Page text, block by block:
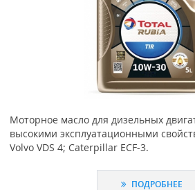
Моторное масло для дизельных
высокими эксплуатационными
Volvo VDS 4; Caterpillar ECF-3.
ПОДРОБНЕЕ